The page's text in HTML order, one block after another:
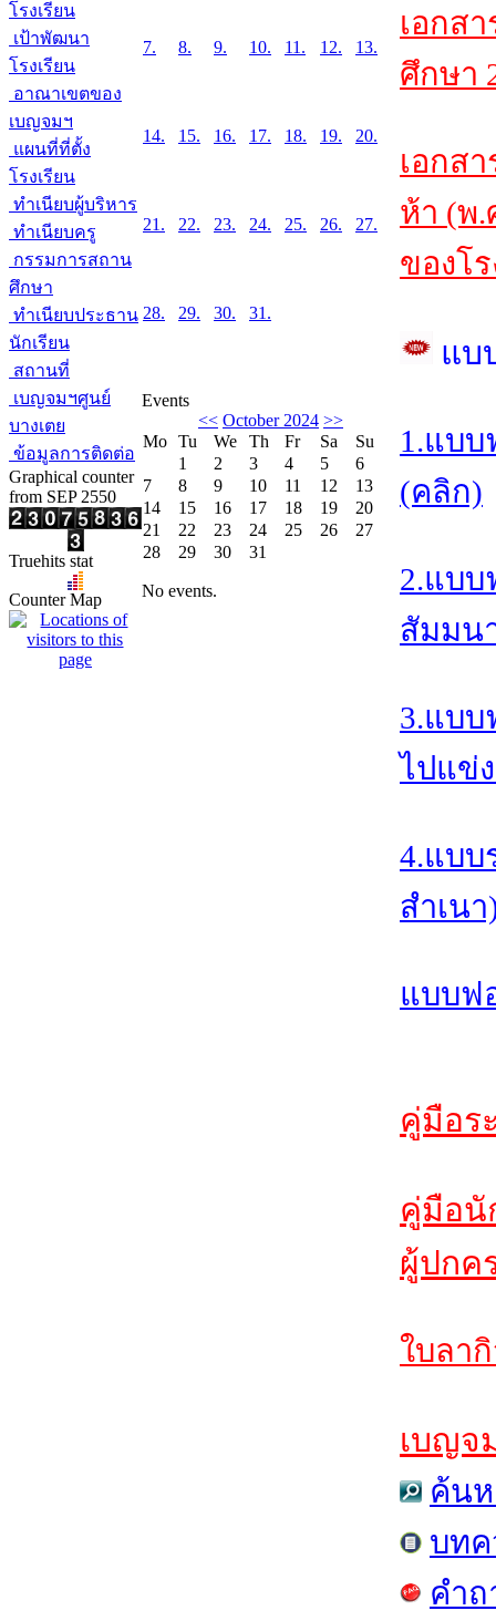
โรงเรียน
เป้าพัฒนา
โรงเรียน
อาณาเขตของ
เบญจมฯ
แผนที่ที่ตั้ง
โรงเรียน
ทำเนียบผู้บริหาร
ทำเนียบครู
กรรมการสถาน
ศึกษา
ทำเนียบประธาน
นักเรียน
สถานที่
เบญจมฯศูนย์
บางเตย
ข้อมูลการติดต่อ
Graphical counter
from SEP 2550
Truehits stat
Counter Map
7. 8. 9. 10. 11. 12. 13.
14. 15. 16. 17. 18. 19. 20.
21. 22. 23. 24. 25. 26. 27.
28. 29. 30. 31.
Events
<< October 2024 >>
Mo Tu We Th Fr Sa
Su
1
2 3 4 5
6
7
8 9 10 11 12
13
14
15 16 17 18 19
20
21
22 23 24 25 26
27
28
29 30 31
No events.
เอกส
ศึกษา
เอกส
ห้า (พ.
ของโ
แบ
1.แบ
(คลิก)
2.แบ
สัมมน
3.แบบ
ไปแข่
4.แบบ
สำเนา
แบบฟ
คู่มือร
คู่มือนั
ผู้ปกค
ใบลา
เบญจ
ค้นห
บทค
คำ